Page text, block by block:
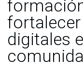
digitales